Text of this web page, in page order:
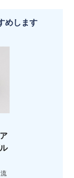
めします